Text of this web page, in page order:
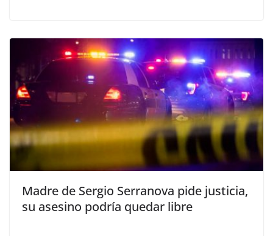
Madre de Sergio Serranova pide justicia,
su asesino podría quedar libre